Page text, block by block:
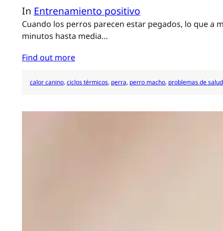
In Entrenamiento positivo
Cuando los perros parecen estar pegados, lo que a
minutos hasta media…
Find out more
calor canino, ciclos térmicos, perra, perro macho, problemas de salud